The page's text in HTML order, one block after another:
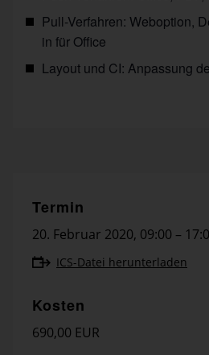
Pull-Verfahren: Weboption,
in für Office
Layout und CI: Anpassung
Termin
20. Februar 2020, 09:00 –
ICS-Datei herunterladen
Kosten
690,00 EUR